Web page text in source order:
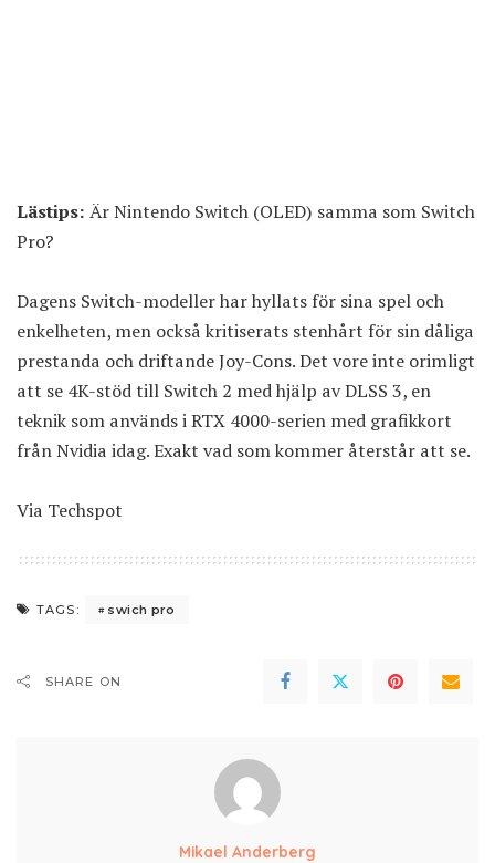
Lästips: Är Nintendo Switch (OLED) samma som Switch
Pro?
Dagens Switch-modeller har hyllats för sina spel och
enkelheten, men också kritiserats stenhårt för sin dåliga
prestanda och driftande Joy-Cons. Det vore inte orimligt
att se 4K-stöd till Switch 2 med hjälp avDLSS 3, en
teknik som används i RTX 4000-serien med grafikkort
från Nvidia idag. Exakt vad som kommer återstår att se.
Via Techspot
TAGS: swich pro
SHARE ON
Mikael Anderberg